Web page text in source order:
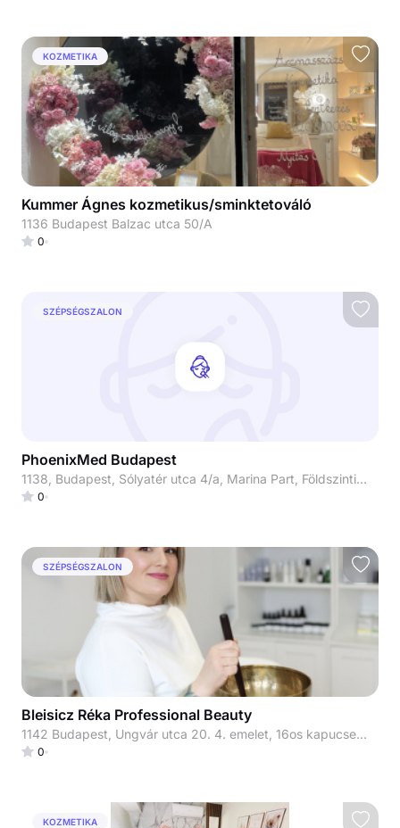
KOZMETIKA
Kummer Ágnes kozmetikus/sminktetováló
1136 Budapest Balzac utca 50/A
0
SZÉPSÉGSZALON
PhoenixMed Budapest
1138, Budapest, Sólyatér utca 4/a, Marina Part, Földszinti üzlethelyiség
0
SZÉPSÉGSZALON
Bleisicz Réka Professional Beauty
1142 Budapest, Ungvár utca 20. 4. emelet, 16os kapucsengő
0
KOZMETIKA